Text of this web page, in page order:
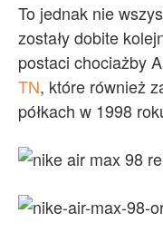
To jednak nie
zostały dobite
postaci chociażby
TN, które również
półkach w 1998